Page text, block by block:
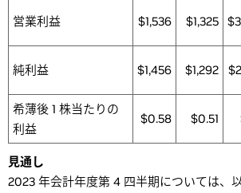
営業利益 $1,536 $1,325
純利益 $1,456 $1,292
希薄後 1 株当たりの
利益
$0.58 $0.51
見通し
2023 年会計年度第 4 四半期については、